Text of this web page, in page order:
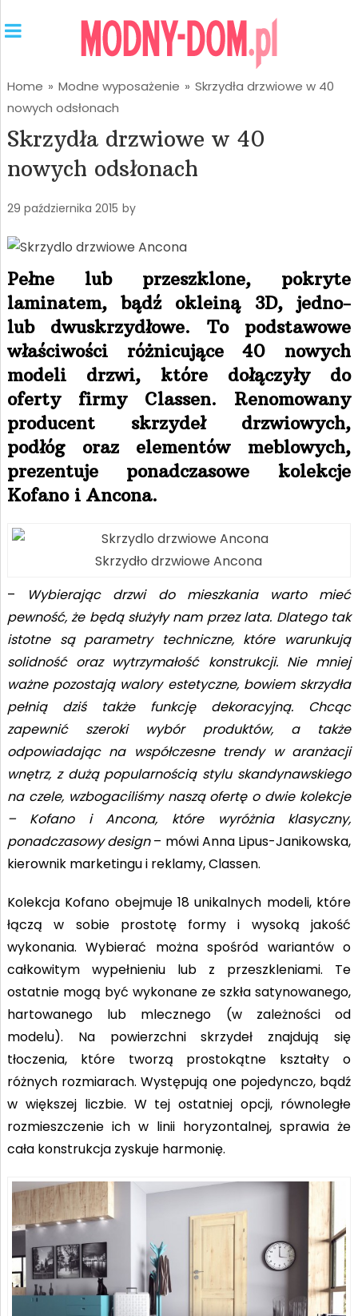
Home » Modne wyposażenie » Skrzydła drzwiowe w 40
nowych odsłonach
Skrzydła drzwiowe w 40
nowych odsłonach
29 października 2015 by
Pełne lub przeszklone, pokryte
laminatem, bądź okleiną 3D, jedno-
lub dwuskrzydłowe. To podstawowe
właściwości różnicujące 40 nowych
modeli drzwi, które dołączyły do
oferty firmy Classen. Renomowany
producent skrzydeł drzwiowych,
podłóg oraz elementów meblowych,
prezentuje ponadczasowe kolekcje
Kofano i Ancona.
Skrzydło drzwiowe Ancona
–
Wybierając drzwi do mieszkania warto mieć
pewność, że będą służyły nam przez lata. Dlatego tak
istotne są parametry techniczne, które warunkują
solidność oraz wytrzymałość konstrukcji. Nie mniej
ważne pozostają walory estetyczne, bowiem skrzydła
pełnią dziś także funkcję dekoracyjną. Chcąc
zapewnić szeroki wybór produktów, a także
odpowiadając na współczesne trendy w aranżacji
wnętrz, z dużą popularnością stylu skandynawskiego
na czele, wzbogaciliśmy naszą ofertę o dwie kolekcje
– Kofano i Ancona, które wyróżnia klasyczny,
ponadczasowy design– mówi Anna Lipus-Janikowska,
kierownik marketingu i reklamy, Classen.
Kolekcja Kofano obejmuje 18 unikalnych modeli, które
łączą w sobie prostotę formy i wysoką jakość
wykonania. Wybierać można spośród wariantów o
całkowitym wypełnieniu lub z przeszkleniami. Te
ostatnie mogą być wykonane ze szkła satynowanego,
hartowanego lub mlecznego (w zależności od
modelu). Na powierzchni skrzydeł znajdują się
tłoczenia, które tworzą prostokątne kształty o
różnych rozmiarach. Występują one pojedynczo, bądź
w większej liczbie. W tej ostatniej opcji, równoległe
rozmieszczenie ich w linii horyzontalnej, sprawia że
cała konstrukcja zyskuje harmonię.